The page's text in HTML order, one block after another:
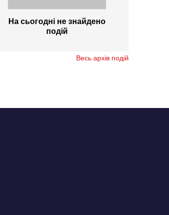
На сьогодні не знайдено
подій
Весь архів подій